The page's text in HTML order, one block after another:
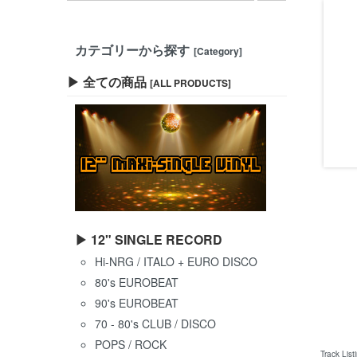
Track
カテゴリーから探す [Category]
▶ 全ての商品 [ALL PRODUCTS]
▶ 12" SINGLE RECORD
Hi-NRG / ITALO + EURO DISCO
80's EUROBEAT
90's EUROBEAT
70 - 80's CLUB / DISCO
POPS / ROCK